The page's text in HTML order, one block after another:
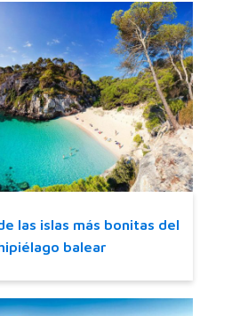
las islas más bonitas del
balear